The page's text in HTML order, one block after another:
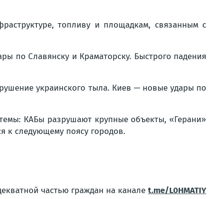
топливу и площадкам, связанным с
по Славянску и Краматорску. Быстрого падения
украинского тыла. Киев — новые удары по
КАБы разрушают крупные объекты, «Герани»
к следующему поясу городов.
частью граждан на канале t.me/L0HMATIY